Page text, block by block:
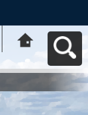
動応援ｻｲﾄ はち
コミねっとへ戻